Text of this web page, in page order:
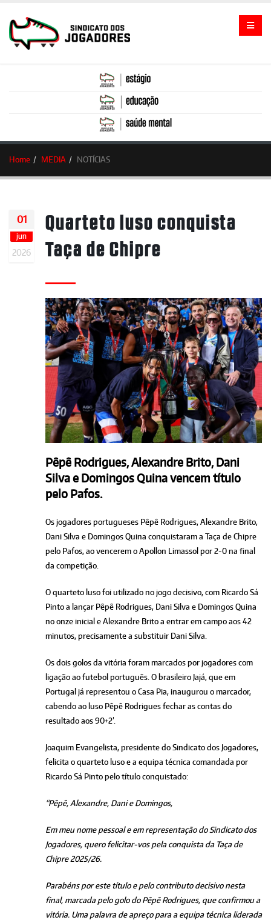
Home MEDIA NOTÍCIAS
01
jun
2026
Quarteto luso conquista
Taça de Chipre
Pêpê Rodrigues, Alexandre Brito, Dani
Silva e Domingos Quina vencem título
pelo Pafos.
Os jogadores portugueses Pêpê Rodrigues, Alexandre Brito,
Dani Silva e Domingos Quina conquistaram a Taça de Chipre
pelo Pafos, ao vencerem o Apollon Limassol por 2-0 na final
da competição.
O quarteto luso foi utilizado no jogo decisivo, com Ricardo Sá
Pinto a lançar Pêpê Rodrigues, Dani Silva e Domingos Quina
no onze inicial e Alexandre Brito a entrar em campo aos 42
minutos, precisamente a substituir Dani Silva.
Os dois golos da vitória foram marcados por jogadores com
ligação ao futebol português. O brasileiro Jajá, que em
Portugal já representou o Casa Pia, inaugurou o marcador,
cabendo ao luso Pêpê Rodrigues fechar as contas do
resultado aos 90+2’.
Joaquim Evangelista, presidente do Sindicato dos Jogadores,
felicita o quarteto luso e a equipa técnica comandada por
Ricardo Sá Pinto pelo título conquistado:
“Pêpê, Alexandre, Dani e Domingos,
Em meu nome pessoal e em representação do Sindicato dos
Jogadores, quero felicitar-vos pela conquista da Taça de
Chipre 2025/26.
Parabéns por este título e pelo contributo decisivo nesta
final, marcada pelo golo do Pêpê Rodrigues, que confirmou a
vitória. Uma palavra de apreço para a equipa técnica liderada